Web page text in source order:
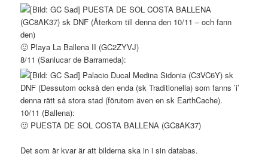
PUESTA DE SOL COSTA BALLENA
(GC8AK37) sk DNF (Återkom till denna den 10/11 – och fann
den)
🙂 Playa La Ballena II (GC2ZYVJ)
8/11 (Sanlucar de Barrameda):
Palacio Ducal Medina Sidonia (C3VC6Y) sk
DNF (Dessutom också den enda (sk Traditionella) som fanns ’i’
denna rätt så stora stad (förutom även en sk EarthCache).
10/11 (Ballena):
🙂 PUESTA DE SOL COSTA BALLENA (GC8AK37)
Det som är kvar är att bilderna ska in i sin databas.